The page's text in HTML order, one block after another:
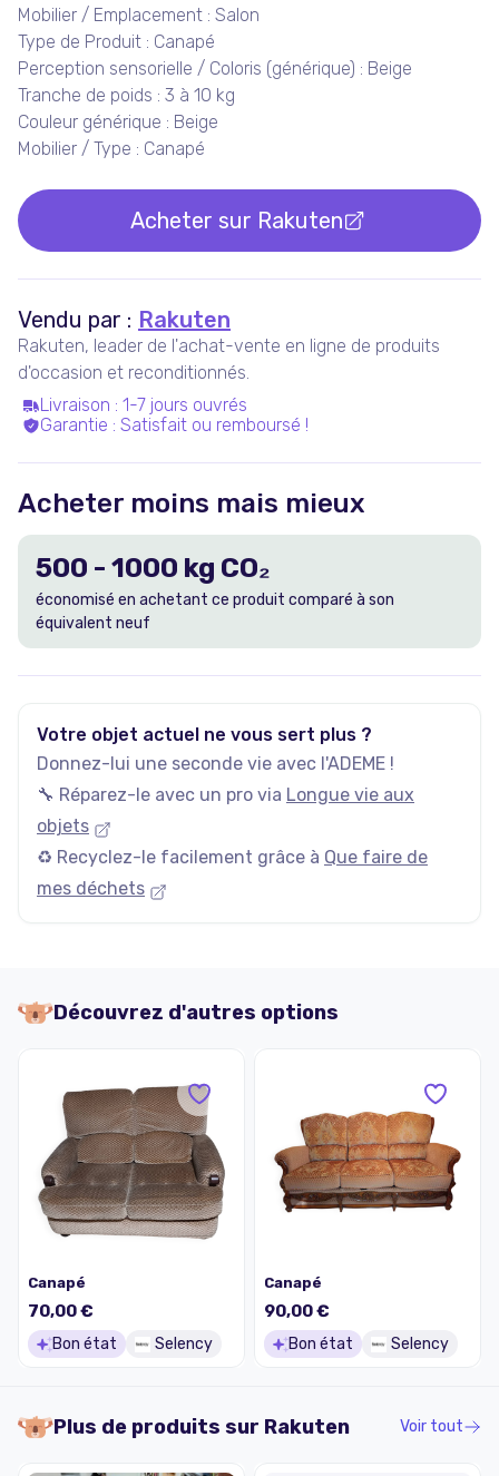
Mobilier / Emplacement : Salon
Type de Produit : Canapé
Perception sensorielle / Coloris (générique) : Beige
Tranche de poids : 3 à 10 kg
Couleur générique : Beige
Mobilier / Type : Canapé
Acheter sur Rakuten
Vendu par : Rakuten
Rakuten, leader de l'achat-vente en ligne de produits
d'occasion et reconditionnés.
Livraison : 1-7 jours ouvrés
Garantie : Satisfait ou remboursé !
Acheter moins mais mieux
500 - 1000 kg CO₂
économisé en achetant ce produit comparé à son
équivalent neuf
Votre objet actuel ne vous sert plus ?
Donnez-lui une seconde vie avec l'ADEME !
🔧 Réparez-le avec un pro via Longue vie aux
objets
♻️ Recyclez-le facilement grâce à Que faire de
mes déchets
Découvrez d'autres options
Canapé
70,00 €
Bon état Selency
Canapé
90,00 €
Bon état Selency
Plus de produits sur Rakuten Voir tout